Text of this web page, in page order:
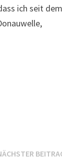
ich seit dem